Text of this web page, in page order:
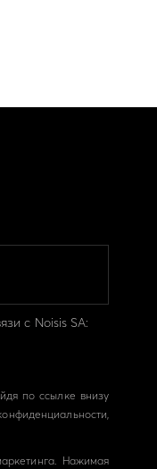
с Noisis SA:
по ссылке внизу
Нажимая